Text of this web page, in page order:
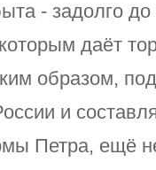
- задолго
даёт
образом,
и
Петра, ещё